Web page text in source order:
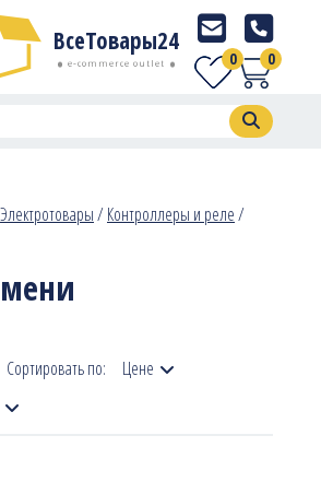
ВсеТовары24
e-commerce outlet 0
0
Электротовары/Контроллеры и реле/
Сортировать по:
Цене